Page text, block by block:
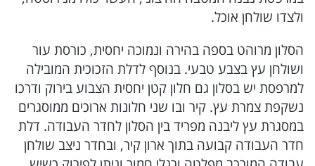
ולצדו שולחן אוכל.
הסלון מרוהט בספה בהירה ונמוכה יחסית, כורסת עור
ושולחן עץ בצבע טבעי. בנוסף לדלת הזכוכית המובילה
למרפסת יש בסלון גם חלון קטן יחסית הצבוע בירוק ודרכו
נשקפת צמרת עץ. קיר ובו שני חלונות ארוכים ממוסגרים
במסגרת עץ ליבנה מפריד בין הסלון לחדר העבודה. דלת
חדר העבודה קבועה בתוך ארון קיר, ובחדר ניצב שולחן